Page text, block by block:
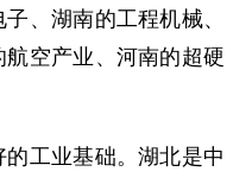
、湖南的工程机械、
空产业、河南的超硬
工业基础。湖北是中